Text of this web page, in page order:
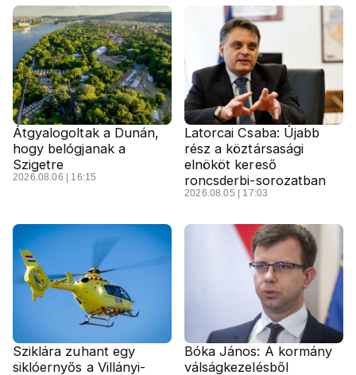
Átgyalogoltak a Dunán,
hogy belógjanak a
Szigetre
2026.08.06 | 16:15
Latorcai Csaba: Újabb
rész a köztársasági
elnököt kereső
roncsderbi-sorozatban
2026.08.05 | 17:03
Sziklára zuhant egy
siklóernyős a Villányi-
Bóka János: A kormány
válságkezelésből